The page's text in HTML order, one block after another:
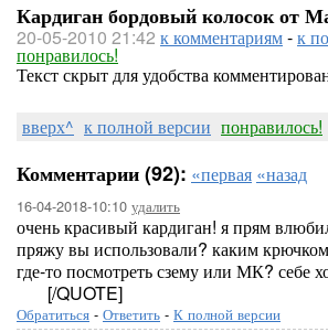
Кардиган бордовый колосок от
20-05-2010 21:42 к комментариям-к
понравилось!
Текст скрыт для удобства
вверх^ к полной версии понравилось!
Комментарии (92): «первая «назад
16-04-2018-10:10 удалить
очень красивый кардиган! я прям
пряжу вы использовали? каким
где-то посмотреть сзему или МК? себе
[/QUOTE]
Обратиться - Ответить - К полной версии